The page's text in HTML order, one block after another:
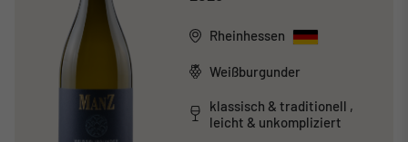
Rheinhessen
Weißburgunder
klassisch & traditionell ,
leicht & unkompliziert